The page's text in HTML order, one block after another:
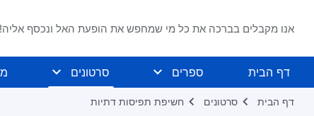
אנו מקבלים בברכה את כל מי שמחפש את הופעת האל ונכסף אליה!
דף הבית ספרים סרטונים
דף הבית סרטונים חשיפת תפיסות דתיות